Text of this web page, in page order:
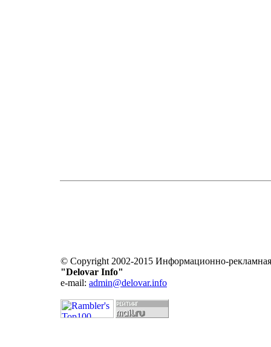
© Copyright 2002-2015 Информационно-
"Delovar Info"
e-mail: admin@delovar.info